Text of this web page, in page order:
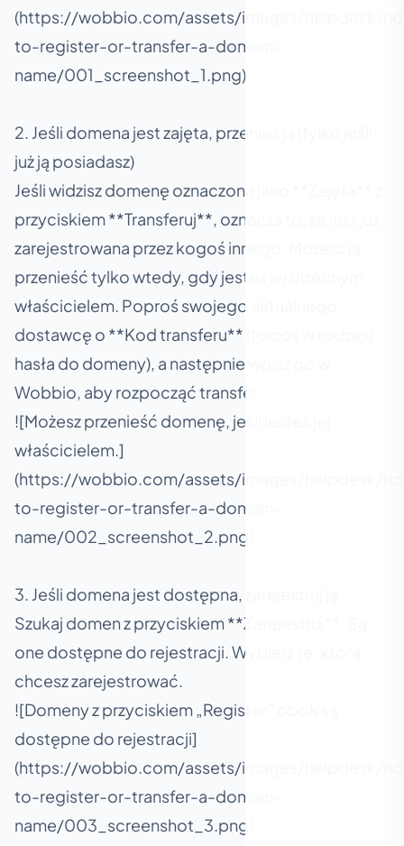
(https://wobbio.com/assets/images/helpdesk/
to-register-or-transfer-a-domain-
name/001_screenshot_1.png)
2. Jeśli domena jest zajęta, przenieś ją (tylko jeśli
już ją posiadasz)
Jeśli widzisz domenę oznaczoną jako **Zajęta** z
przyciskiem **Transferuj**, oznacza to, że jest już
zarejestrowana przez kogoś innego. Możesz ją
przenieść tylko wtedy, gdy jesteś jej obecnym
właścicielem. Poproś swojego aktualnego
dostawcę o **Kod transferu** (to coś w rodzaju
hasła do domeny), a następnie wpisz go w
Wobbio, aby rozpocząć transfer.
![Możesz przenieść domenę, jeśli jesteś jej
właścicielem.]
(https://wobbio.com/assets/images/helpdesk/
to-register-or-transfer-a-domain-
name/002_screenshot_2.png)
3. Jeśli domena jest dostępna, zarejestruj ją
Szukaj domen z przyciskiem **Zarejestruj**. Są
one dostępne do rejestracji. Wybierz tę, którą
chcesz zarejestrować.
![Domeny z przyciskiem „Register” obok są
dostępne do rejestracji]
(https://wobbio.com/assets/images/helpdesk/
to-register-or-transfer-a-domain-
name/003_screenshot_3.png)